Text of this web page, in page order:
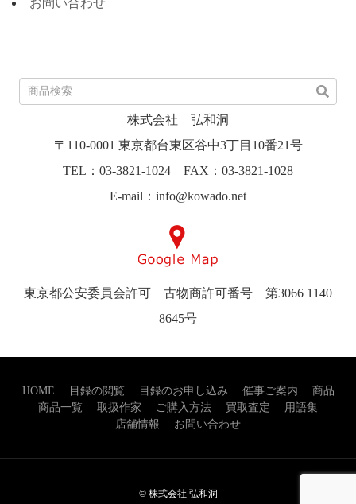
お問い合わせ
株式会社 弘和洞
〒110-0001 東京都台東区谷中3丁目10番21号
TEL：03-3821-1024 FAX：03-3821-1028
E-mail：info@kowado.net
東京都公安委員会許可 古物商許可番号 第3066 1140
8645号
HOME 目録の閲覧 目録のお申し込み 催事ご案内
商品
商品一覧
取扱作家 ご購入方法 買取査定
用語集
店舗情報
お問い合わせ
© 株式会社 弘和洞